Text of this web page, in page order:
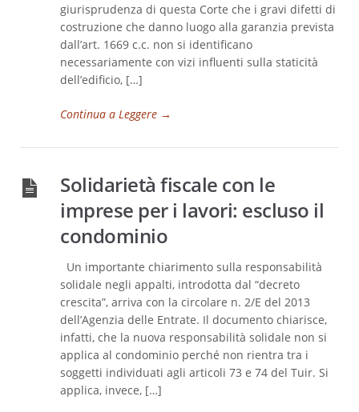
giurisprudenza di questa Corte che i gravi difetti di
costruzione che danno luogo alla garanzia prevista
dall’art. 1669 c.c. non si identificano
necessariamente con vizi influenti sulla staticità
dell’edificio, […]
Continua a Leggere →
Solidarietà fiscale con le
imprese per i lavori: escluso il
condominio
Un importante chiarimento sulla responsabilità
solidale negli appalti, introdotta dal “decreto
crescita”, arriva con la circolare n. 2/E del 2013
dell’Agenzia delle Entrate. Il documento chiarisce,
infatti, che la nuova responsabilità solidale non si
applica al condominio perché non rientra tra i
soggetti individuati agli articoli 73 e 74 del Tuir. Si
applica, invece, […]